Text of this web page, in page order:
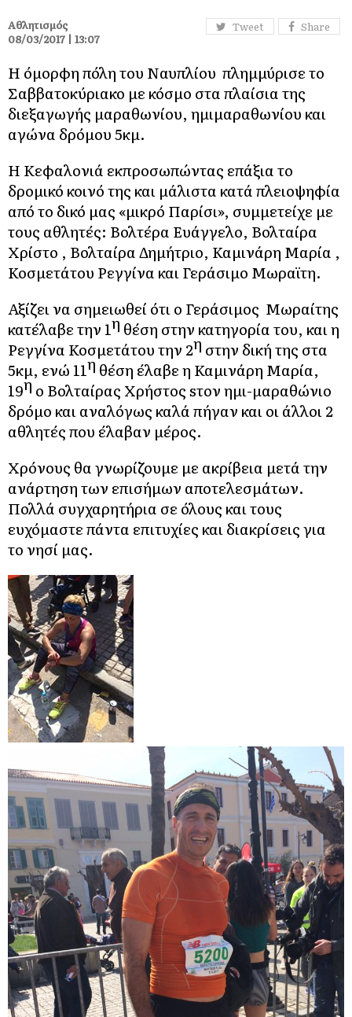
Tweet Share
Αθλητισμός
08/03/2017 | 13:07
Η όμορφη πόλη του Ναυπλίου πλημμύρισε το
Σαββατοκύριακο με κόσμο στα πλαίσια της
διεξαγωγής μαραθωνίου, ημιμαραθωνίου και
αγώνα δρόμου 5κμ.
Η Κεφαλονιά εκπροσωπώντας επάξια το
δρομικό κοινό της και μάλιστα κατά πλειοψηφία
από το δικό μας «μικρό Παρίσι», συμμετείχε με
τους αθλητές: Βολτέρα Ευάγγελο, Βολταίρα
Χρίστο , Βολταίρα Δημήτριο, Καμινάρη Μαρία ,
Κοσμετάτου Ρεγγίνα και Γεράσιμο Μωραϊτη.
Αξίζει να σημειωθεί ότι ο Γεράσιμος Μωραίτης
κατέλαβε την 1η θέση στην κατηγορία του, και η
Ρεγγίνα Κοσμετάτου την 2η στην δική της στα
5κμ, ενώ 11η θέση έλαβε η Καμινάρη Μαρία,
19η ο Βολταίρας Χρήστος sτον ημι-μαραθώνιο
δρόμο και αναλόγως καλά πήγαν και οι άλλοι 2
αθλητές που έλαβαν μέρος.
Χρόνους θα γνωρίζουμε με ακρίβεια μετά την
ανάρτηση των επισήμων αποτελεσμάτων.
Πολλά συγχαρητήρια σε όλους και τους
ευχόμαστε πάντα επιτυχίες και διακρίσεις για
το νησί μας.